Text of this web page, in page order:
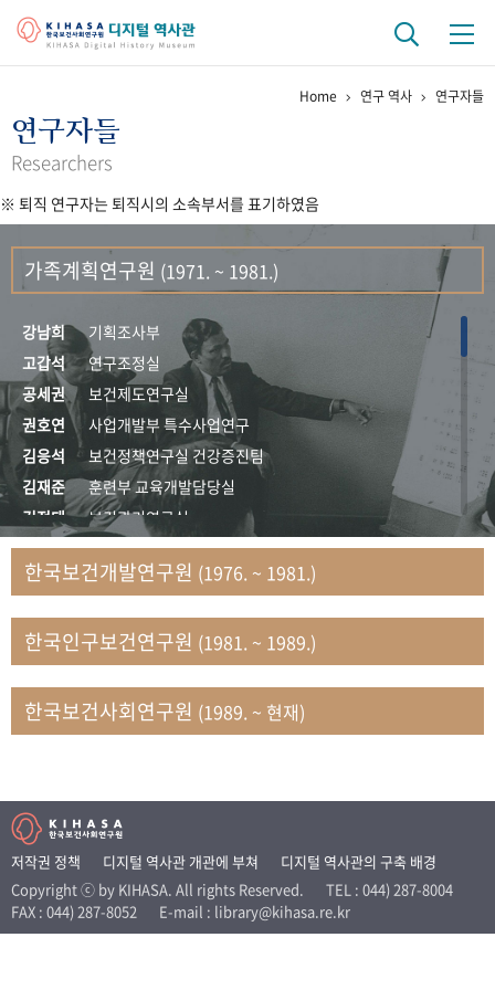
걸어온 길 기관 변천사
연구 역사
정책과 연구 키워드로 보는 연구 역사
연구자들
간행물 변천사
기록물 아카이브
사진 아카이브 문서 기록물 행정박물 영상 기록물
50+1주년 기념
성과 50선 숫자로 보는 50년
세계와 함께 한 KIHASA
VR 역사관
Home 연구 역사 연구자들
연구자들
Researchers
※ 퇴직 연구자는 퇴직시의 소속부서를 표기하였음
가족계획연구원 (1971. ~ 1981.)
강남희
기획조사부
고갑석
연구조정실
공세권
보건제도연구실
권호연
사업개발부 특수사업연구
김응석
보건정책연구실 건강증진팀
김재준
훈련부 교육개발담당실
김정태
보건관리연구실
김지자
연구부 사회개발담당실
김태룡
조사평가부 연구과
문현상
가족복지연구실 인구가족연구팀
박인화
보건정책연구실
박재빈
연구부 인구역학담당실
변종화
보건정책연구실 건강증진팀
송건용
보건정책연구실
송태민
정보통계연구실 빅데이터연구센터
신희설
사업개발부 국제협력연구실
이규식
의료보험연구실
이문기
훈련부
한국보건개발연구원 (1976. ~ 1981.)
한국인구보건연구원 (1981. ~ 1989.)
한국보건사회연구원 (1989. ~ 현재)
저작권 정책 디지털 역사관 개관에 부쳐
디지털 역사관의 구축 배경
Copyright ⓒ by KIHASA. All rights Reserved.
TEL : 044) 287-8004
FAX : 044) 287-8052
E-mail : library@kihasa.re.kr